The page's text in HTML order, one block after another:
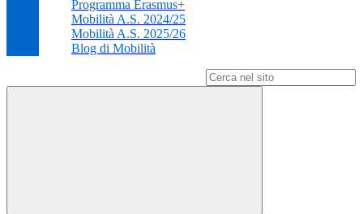
Programma Erasmus+
Mobilità A.S. 2024/25
Mobilità A.S. 2025/26
Blog di Mobilità